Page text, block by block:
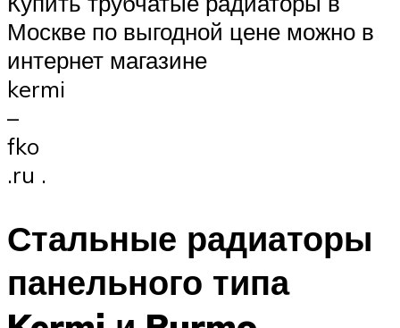
Москве по выгодной цене можно в
интернет магазине
kermi
–
fko
.ru .
Стальные радиаторы
панельного типа